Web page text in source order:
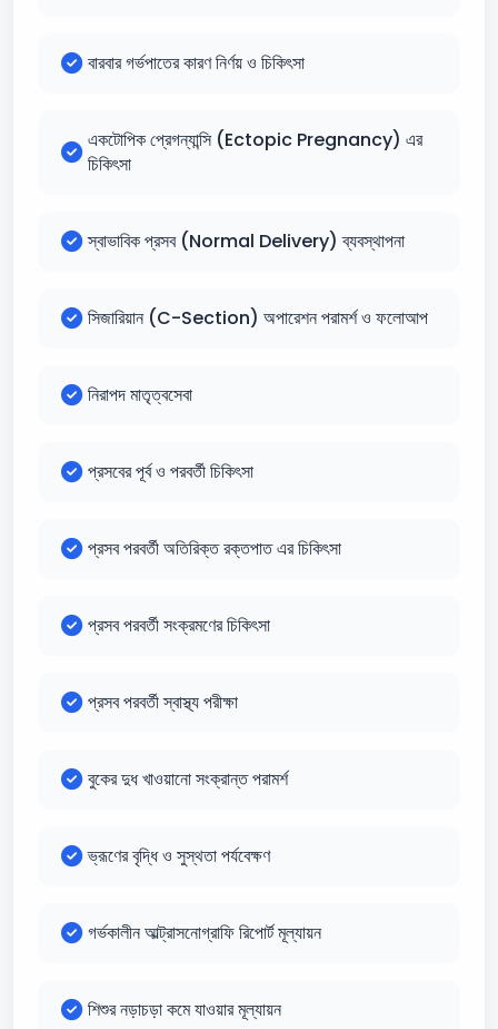
বারবার গর্ভপাতের কারণ নির্ণয় ও চিকিৎসা
একটোপিক প্রেগন্যান্সি (Ectopic Pregnancy) এর
চিকিৎসা
স্বাভাবিক প্রসব (Normal Delivery) ব্যবস্থাপনা
সিজারিয়ান (C-Section) অপারেশন পরামর্শ ও ফলোআপ
নিরাপদ মাতৃত্বসেবা
প্রসবের পূর্ব ও পরবর্তী চিকিৎসা
প্রসব পরবর্তী অতিরিক্ত রক্তপাত এর চিকিৎসা
প্রসব পরবর্তী সংক্রমণের চিকিৎসা
প্রসব পরবর্তী স্বাস্থ্য পরীক্ষা
বুকের দুধ খাওয়ানো সংক্রান্ত পরামর্শ
ভ্রূণের বৃদ্ধি ও সুস্থতা পর্যবেক্ষণ
গর্ভকালীন আল্ট্রাসনোগ্রাফি রিপোর্ট মূল্যায়ন
শিশুর নড়াচড়া কমে যাওয়ার মূল্যায়ন